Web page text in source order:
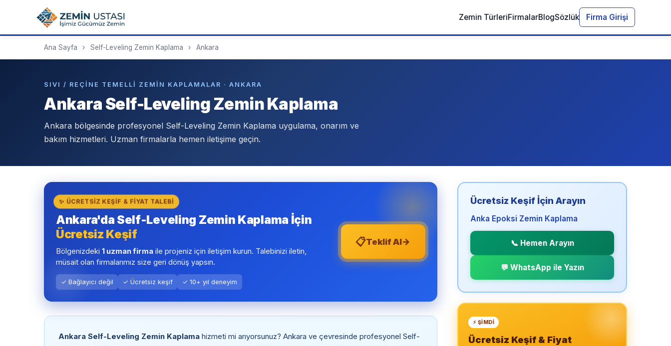
Zemin TürleriFirmalarBlogSözlük Firma Girişi
Ana Sayfa › Self-Leveling Zemin Kaplama › Ankara
SIVI / REÇINE TEMELLI ZEMIN KAPLAMALAR · ANKARA
Ankara Self-Leveling Zemin Kaplama
Ankara bölgesinde profesyonel Self-Leveling Zemin Kaplama uygulama, onarım ve
bakım hizmetleri. Uzman firmalarla hemen iletişime geçin.
✨ ÜCRETSIZ KEŞIF & FIYAT TALEBI
Ankara'da Self-Leveling Zemin Kaplama İçin
Ücretsiz Keşif
Bölgenizdeki 1 uzman firma ile projeniz için iletişim kurun. Talebinizi iletin,
müsait olan firmalarımız size geri dönüş yapsın.
✓ Bağlayıcı değil ✓ Ücretsiz keşif ✓ 10+ yıl deneyim
📋Teklif Al→
Ankara Self-Leveling Zemin Kaplama hizmeti mi arıyorsunuz? Ankara ve çevresinde profesyonel Self-
Ücretsiz Keşif İçin Arayın
Anka Epoksi Zemin Kaplama
📞 Hemen Arayın
💬 WhatsApp ile Yazın
⚡ ŞIMDI
Ücretsiz Keşif & Fiyat